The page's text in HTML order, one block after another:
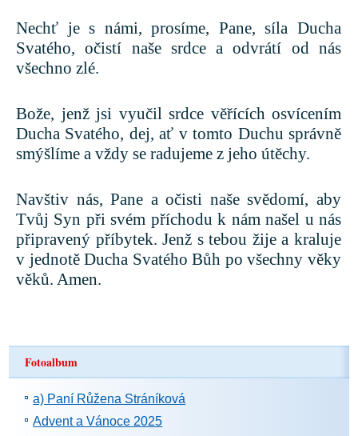
Nechť je s námi, prosíme, Pane, síla Ducha
Svatého, očistí naše srdce a odvrátí od nás
všechno zlé.
Bože, jenž jsi vyučil srdce věřících osvícením
Ducha Svatého, dej, ať v tomto Duchu správně
smýšlíme a vždy se radujeme z jeho útěchy.
Navštiv nás, Pane a očisti naše svědomí, aby
Tvůj Syn při svém příchodu k nám našel u nás
připravený příbytek. Jenž s tebou žije a kraluje
v jednotě Ducha Svatého Bůh po všechny věky
věků. Amen.
Fotoalbum
a) Paní Růžena Stráníková
Advent a Vánoce 2025